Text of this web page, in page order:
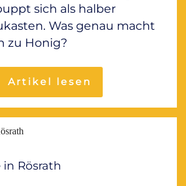
sich als halber
Was genau macht
zu Honig?
Artikel lesen
Rösrath